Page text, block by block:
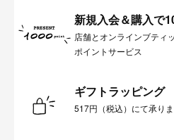
新規入会＆購入で
店舗とオンラインブティ
ポイントサービス
ギフトラッピング
517円（税込）にて承り